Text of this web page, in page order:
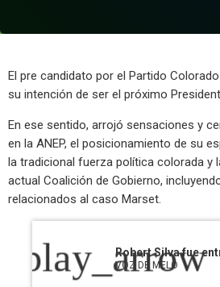
El pre candidato por el Partido
su intención de ser el próximo
En ese sentido, arrojó sensaciones y
en la ANEP, el posicionamiento de su
la tradicional fuerza política colorada y
actual Coalición de Gobierno,
relacionados al caso Marset.
play_arrow
VOZ DE MELO